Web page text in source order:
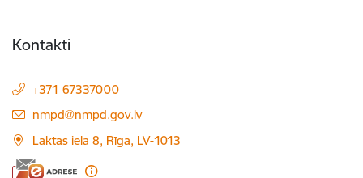
Kontakti
+371 67337000
E-pasts:
nmpd@nmpd.gov.lv
Laktas iela 8, Rīga, LV-1013